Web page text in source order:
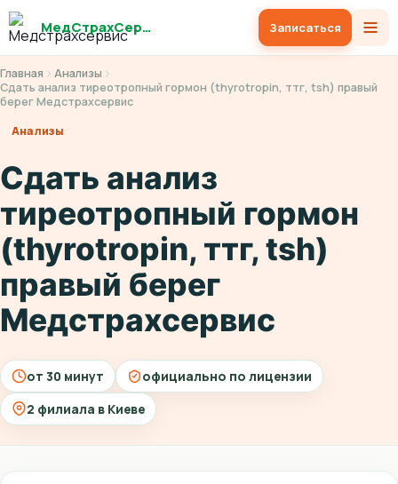
МедСтрахСервис Записаться
Главная
Анализы
Сдать анализ тиреотропный гормон (thyrotropin, ттг, tsh) правый
берег Медстрахсервис
Анализы
Сдать анализ
тиреотропный гормон
(thyrotropin, ттг, tsh)
правый берег
Медстрахсервис
от 30 минут
официально по лицензии
2 филиала в Киеве